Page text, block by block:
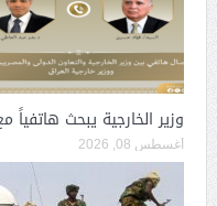
وزير الخارجية يبحث هاتفياً
أغسطس 08, 2026